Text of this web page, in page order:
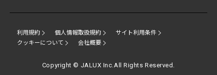
利用規約 個人情報取扱規約
サイト利用条件
クッキーについて
会社概要
Copyright © JALUX Inc.All Rights Reserved.